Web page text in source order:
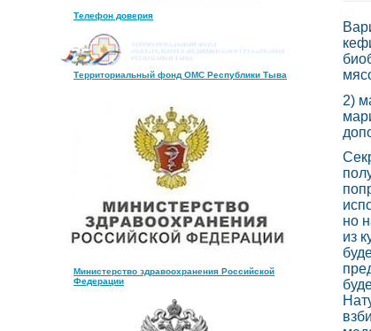
Телефон доверия
Территориальный фонд ОМС Республики Тыва
Министерство здравоохранения Российской
Федерации
2)
но
из